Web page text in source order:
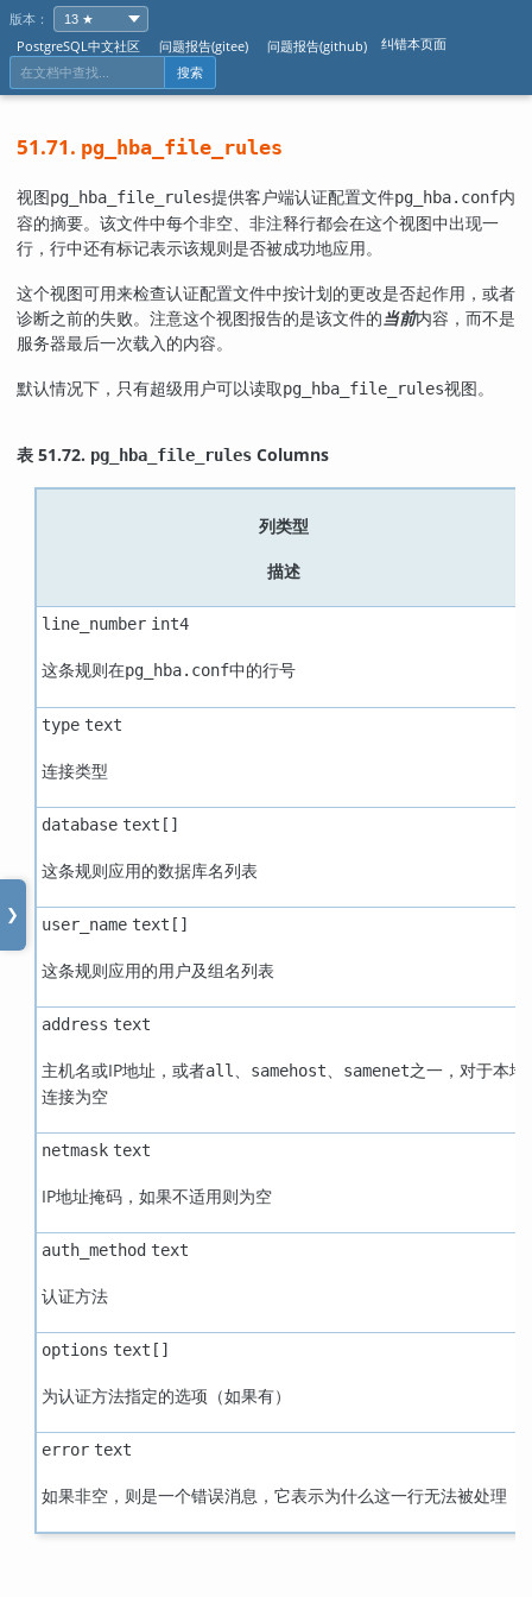
版本：
PostgreSQL中文社区
问题报告(gitee) 问题报告(github) 纠错本页面
搜索
❯
51.71. pg_hba_file_rules
视图pg_hba_file_rules提供客户端认证配置文件pg_hba.conf内
容的摘要。该文件中每个非空、非注释行都会在这个视图中出现一
行，行中还有标记表示该规则是否被成功地应用。
这个视图可用来检查认证配置文件中按计划的更改是否起作用，或者
诊断之前的失败。注意这个视图报告的是该文件的当前内容，而不是
服务器最后一次载入的内容。
默认情况下，只有超级用户可以读取pg_hba_file_rules视图。
表 51.72. pg_hba_file_rules Columns
列类型
描述
line_number int4
这条规则在pg_hba.conf中的行号
type text
连接类型
database text[]
这条规则应用的数据库名列表
user_name text[]
这条规则应用的用户及组名列表
address text
主机名或IP地址，或者all、 samehost、 samenet之一，对于本地
连接为空
netmask text
IP地址掩码，如果不适用则为空
auth_method text
认证方法
options text[]
为认证方法指定的选项（如果有）
error text
如果非空，则是一个错误消息，它表示为什么这一行无法被处理